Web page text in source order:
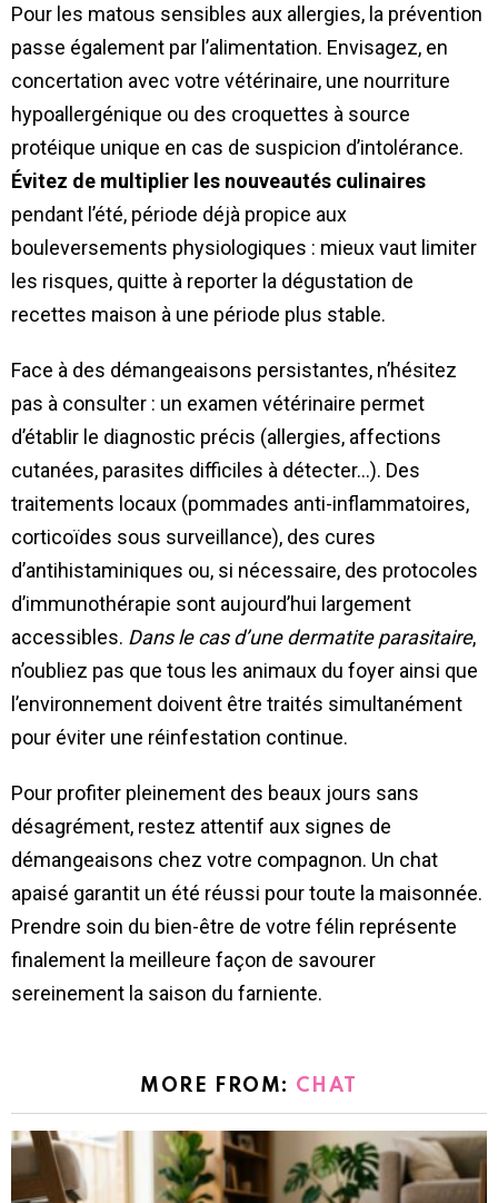
Pour les matous sensibles aux allergies, la prévention
passe également par l’alimentation. Envisagez, en
concertation avec votre vétérinaire, une nourriture
hypoallergénique ou des croquettes à source
protéique unique en cas de suspicion d’intolérance.
Évitez de multiplier les nouveautés culinaires
pendant l’été, période déjà propice aux
bouleversements physiologiques : mieux vaut limiter
les risques, quitte à reporter la dégustation de
recettes maison à une période plus stable.
Face à des démangeaisons persistantes, n’hésitez
pas à consulter : un examen vétérinaire permet
d’établir le diagnostic précis (allergies, affections
cutanées, parasites difficiles à détecter…). Des
traitements locaux (pommades anti-inflammatoires,
corticoïdes sous surveillance), des cures
d’antihistaminiques ou, si nécessaire, des protocoles
d’immunothérapie sont aujourd’hui largement
accessibles. Dans le cas d’une dermatite parasitaire,
n’oubliez pas que tous les animaux du foyer ainsi que
l’environnement doivent être traités simultanément
pour éviter une réinfestation continue.
Pour profiter pleinement des beaux jours sans
désagrément, restez attentif aux signes de
démangeaisons chez votre compagnon. Un chat
apaisé garantit un été réussi pour toute la maisonnée.
Prendre soin du bien-être de votre félin représente
finalement la meilleure façon de savourer
sereinement la saison du farniente.
MORE FROM: CHAT